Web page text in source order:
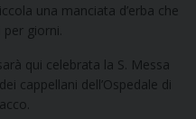
una manciata d’erba che
giorni.
qui celebrata la S. Messa
cappellani dell’Ospedale di